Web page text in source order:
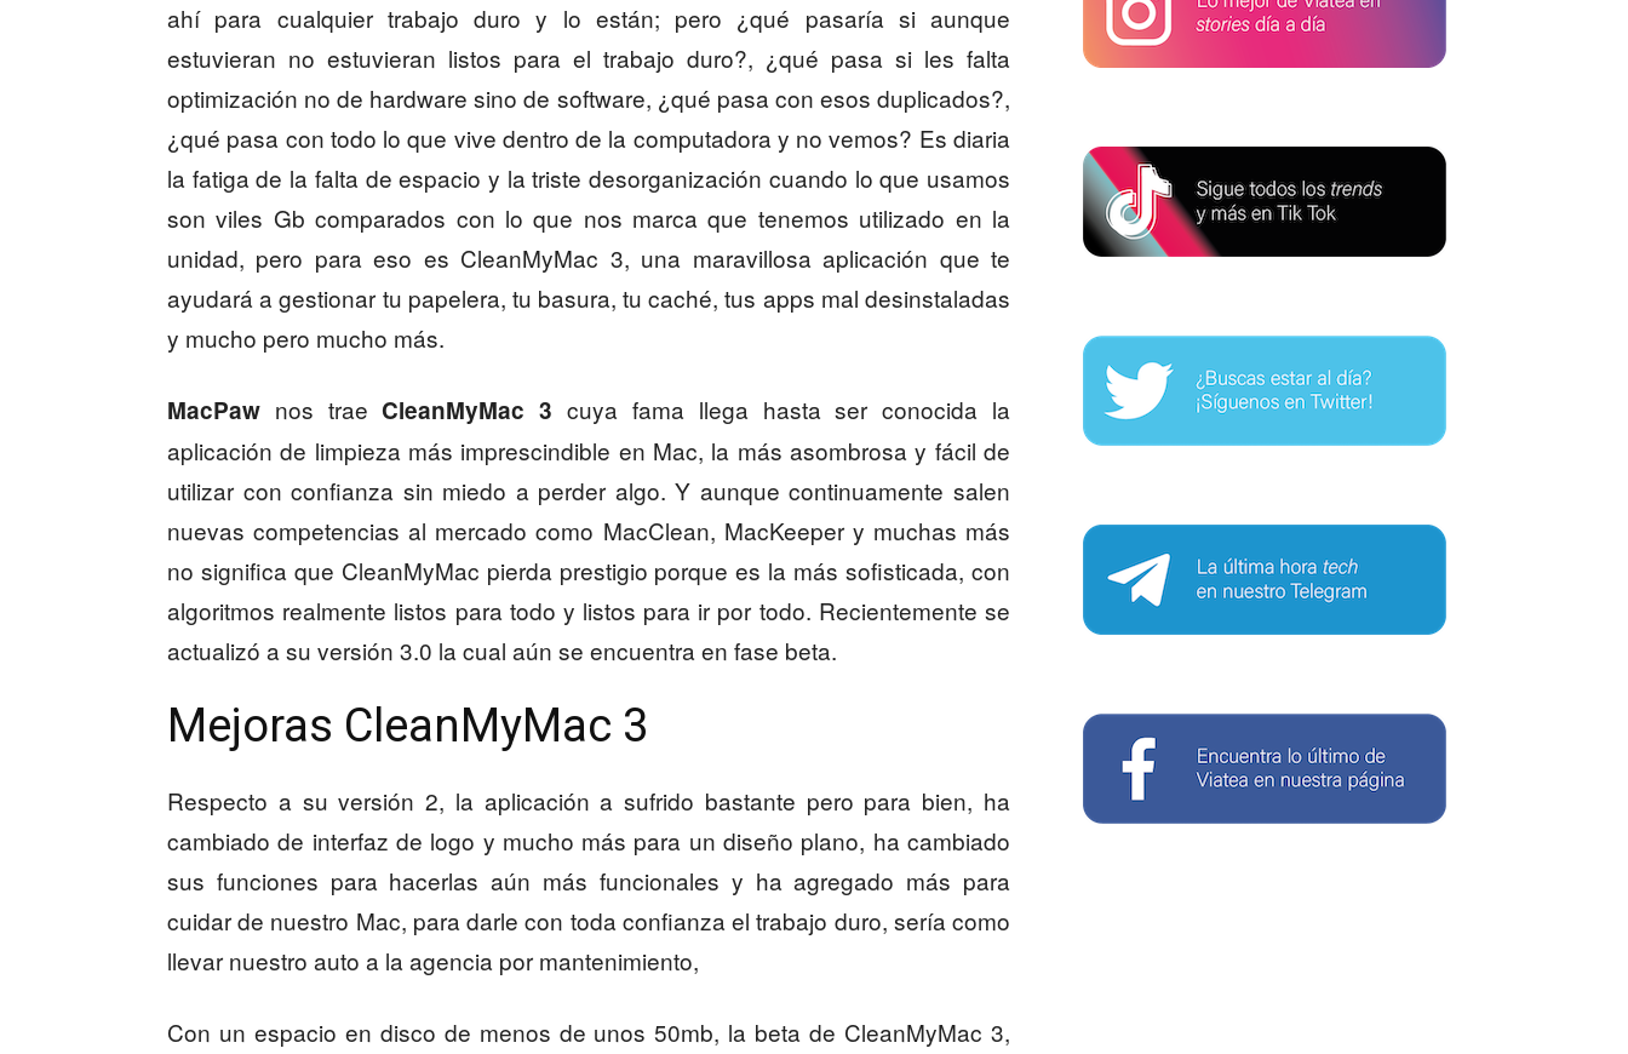
ahí para cualquier trabajo duro y lo están; pero ¿qué pasaría si aunque
estuvieran no estuvieran listos para el trabajo duro?, ¿qué pasa si les falta
optimización no de hardware sino de software, ¿qué pasa con esos duplicados?,
¿qué pasa con todo lo que vive dentro de la computadora y no vemos? Es diaria
la fatiga de la falta de espacio y la triste desorganización cuando lo que usamos
son viles Gb comparados con lo que nos marca que tenemos utilizado en la
unidad, pero para eso es CleanMyMac 3, una maravillosa aplicación que te
ayudará a gestionar tu papelera, tu basura, tu caché, tus apps mal desinstaladas
y mucho pero mucho más.
MacPaw nos trae CleanMyMac 3 cuya fama llega hasta ser conocida la
aplicación de limpieza más imprescindible en Mac, la más asombrosa y fácil de
utilizar con confianza sin miedo a perder algo. Y aunque continuamente salen
nuevas competencias al mercado como MacClean, MacKeeper y muchas más
no significa que CleanMyMac pierda prestigio porque es la más sofisticada, con
algoritmos realmente listos para todo y listos para ir por todo. Recientemente se
actualizó a su versión 3.0 la cual aún se encuentra en fase beta.
Mejoras CleanMyMac 3
Respecto a su versión 2, la aplicación a sufrido bastante pero para bien, ha
cambiado de interfaz de logo y mucho más para un diseño plano, ha cambiado
sus funciones para hacerlas aún más funcionales y ha agregado más para
cuidar de nuestro Mac, para darle con toda confianza el trabajo duro, sería como
llevar nuestro auto a la agencia por mantenimiento,
Con un espacio en disco de menos de unos 50mb, la beta de CleanMyMac 3,